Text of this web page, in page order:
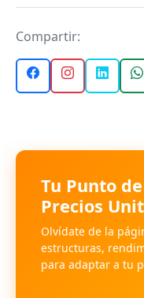
Compartir:
Tu Punto
Precios
Olvídate de la
estructuras,
para adaptar a tu